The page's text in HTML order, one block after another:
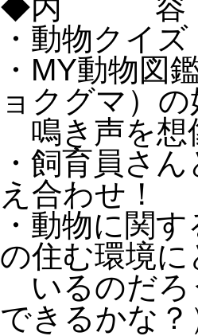
◆内
・動物クイズ
・MY動物図
ョクグマ）
鳴き声を想
・飼育員さ
え合わせ！
・動物に関
の住む環境
いるのだろ
できるかな